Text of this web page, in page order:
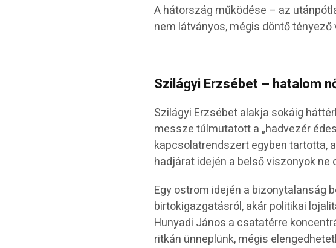
A hátország működése – az
nem látványos, mégis döntő
Szilágyi Erzsébet – hatalom
Szilágyi Erzsébet alakja sokáig
messze túlmutatott a „hadvezér
kapcsolatrendszert egyben tartotta,
hadjárat idején a belső viszonyok ne
Egy ostrom idején a bizonytalanság
birtokigazgatásról, akár politikai
Hunyadi János a csatatérre
ritkán ünneplünk, mégis